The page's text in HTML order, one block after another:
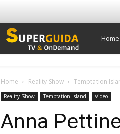
Super
TV
Home
Home Reality Show Temptation
Reality Show Temptation Island Video
Anna